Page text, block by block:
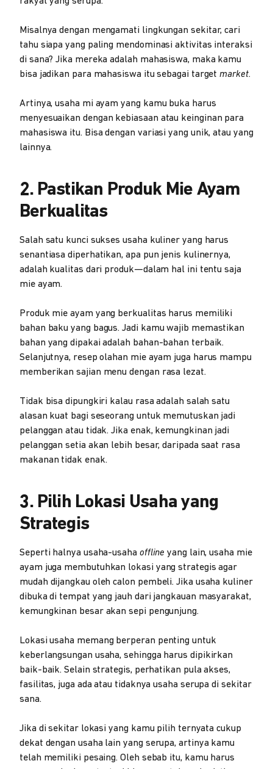
Misalnya dengan mengamati lingkungan sekitar, cari
tahu siapa yang paling mendominasi aktivitas interaksi
di sana? Jika mereka adalah mahasiswa, maka kamu
bisa jadikan para mahasiswa itu sebagai targetmarket.
Artinya, usaha mi ayam yang kamu buka harus
menyesuaikan dengan kebiasaan atau keinginan para
mahasiswa itu. Bisa dengan variasi yang unik, atau yang
lainnya.
2. Pastikan Produk Mie Ayam
Berkualitas
Salah satu kunci sukses usaha kuliner yang harus
senantiasa diperhatikan, apa pun jenis kulinernya,
adalah kualitas dari produk—dalam hal ini tentu saja
mie ayam.
Produk mie ayam yang berkualitas harus memiliki
bahan baku yang bagus. Jadi kamu wajib memastikan
bahan yang dipakai adalah bahan-bahan terbaik.
Selanjutnya, resep olahan mie ayam juga harus mampu
memberikan sajian menu dengan rasa lezat.
Tidak bisa dipungkiri kalau rasa adalah salah satu
alasan kuat bagi seseorang untuk memutuskan jadi
pelanggan atau tidak. Jika enak, kemungkinan jadi
pelanggan setia akan lebih besar, daripada saat rasa
makanan tidak enak.
3. Pilih Lokasi Usaha yang
Strategis
Seperti halnya usaha-usaha offline yang lain, usaha mie
ayam juga membutuhkan lokasi yang strategis agar
mudah dijangkau oleh calon pembeli. Jika usaha kuliner
dibuka di tempat yang jauh dari jangkauan masyarakat,
kemungkinan besar akan sepi pengunjung.
Lokasi usaha memang berperan penting untuk
keberlangsungan usaha, sehingga harus dipikirkan
baik-baik. Selain strategis, perhatikan pula akses,
fasilitas, juga ada atau tidaknya usaha serupa di sekitar
sana.
Jika di sekitar lokasi yang kamu pilih ternyata cukup
dekat dengan usaha lain yang serupa, artinya kamu
telah memiliki pesaing. Oleh sebab itu, kamu harus